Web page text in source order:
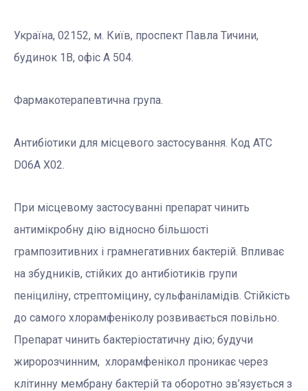
Україна, 02152, м. Київ, проспект Павла Тичини,
будинок 1В, офіс А 504.
Фармакотерапевтична група.
Антибіотики для місцевого застосування. Код АТС
D06A X02.
При місцевому застосуванні препарат чинить
антимікробну дію відносно більшості
грампозитивних і грамнегативних бактерій. Впливає
на збудників, стійких до антибіотиків групи
пеніциліну, стрептоміцину, сульфаніламідів. Стійкість
до самого хлорамфеніколу розвивається повільно.
Препарат чинить бактеріостатичну дію; будучи
жиророзчинним, хлорамфенікол проникає через
клітинну мембрану бактерій та оборотно зв’язується з